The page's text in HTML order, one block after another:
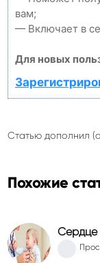
вам;
— Включает в
Для новых
Статью дополнил
Похожие
Сердце